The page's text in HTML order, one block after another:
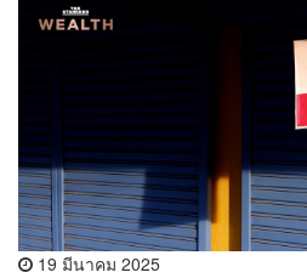
19 มีนาคม 2025